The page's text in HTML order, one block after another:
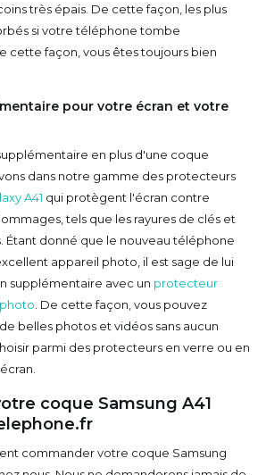
très épais. De cette façon, les plus
si votre téléphone tombe
cette façon, vous êtes toujours bien
pour votre écran et votre
en plus d'une coque
dans notre gamme des protecteurs
A41 qui protègent l'écran contre
tels que les rayures de clés et
Étant donné que le nouveau téléphone
appareil photo, il est sage de lui
supplémentaire avec un protecteur
. De cette façon, vous pouvez
belles photos et vidéos sans aucun
parmi des protecteurs en verre ou en
coque Samsung A41
commander votre coque Samsung